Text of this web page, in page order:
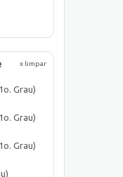
x limpar
Grau)
Grau)
Grau)